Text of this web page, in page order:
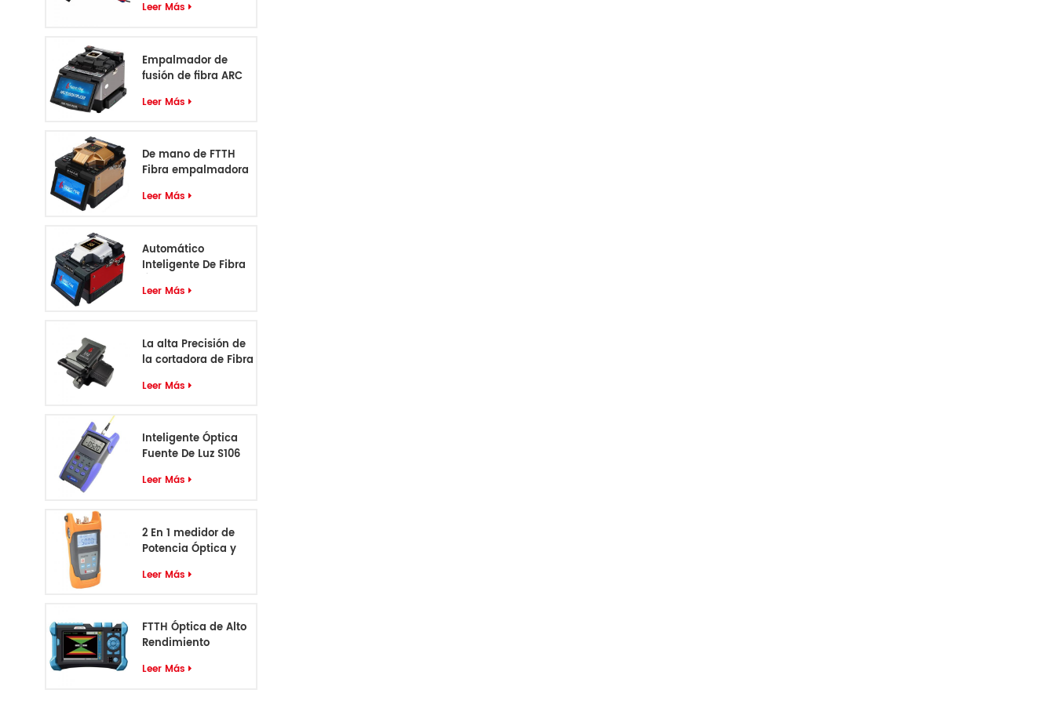
Leer Más
Empalmador de
fusión de fibra ARC
motores
Leer Más
De mano de FTTH
Fibra empalmadora
Leer Más
Automático
Inteligente De Fibra
Empalmadora S6
Leer Más
La alta Precisión de
la cortadora de Fibra
Leer Más
Inteligente Óptica
Fuente De Luz S106
Leer Más
2 En 1 medidor de
Potencia Óptica y
Leer Más
FTTH Óptica de Alto
Rendimiento
Cable S-55
Leer Más